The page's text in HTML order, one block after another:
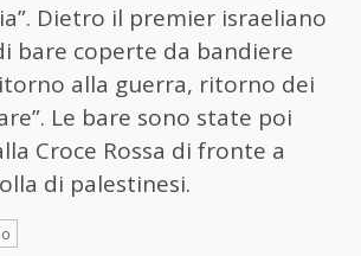
Dietro il premier israeliano
bare coperte da bandiere
alla guerra, ritorno dei
Le bare sono state poi
Croce Rossa di fronte a
di palestinesi.